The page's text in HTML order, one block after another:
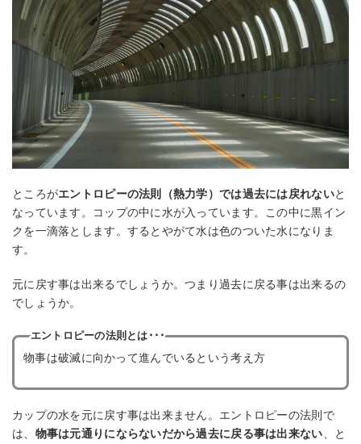
ところがエントロピーの法則（熱力学）では過去には戻れないと
なっています。コップの中に水が入っています。この中に黒イン
クを一滴落とします。するとやがて水は色のついた水になりま
す。
元に戻す事は出来るでしょうか。つまり過去に戻る事は出来るの
でしょうか。
エントロピーの法則とは･･･
物事は破滅に向かって進んでいるという考え方
カップの水を元に戻す事は出来ません。エントロピーの法則で
は、 物事は元通りにならないだから過去に戻る事は出来ない 、と